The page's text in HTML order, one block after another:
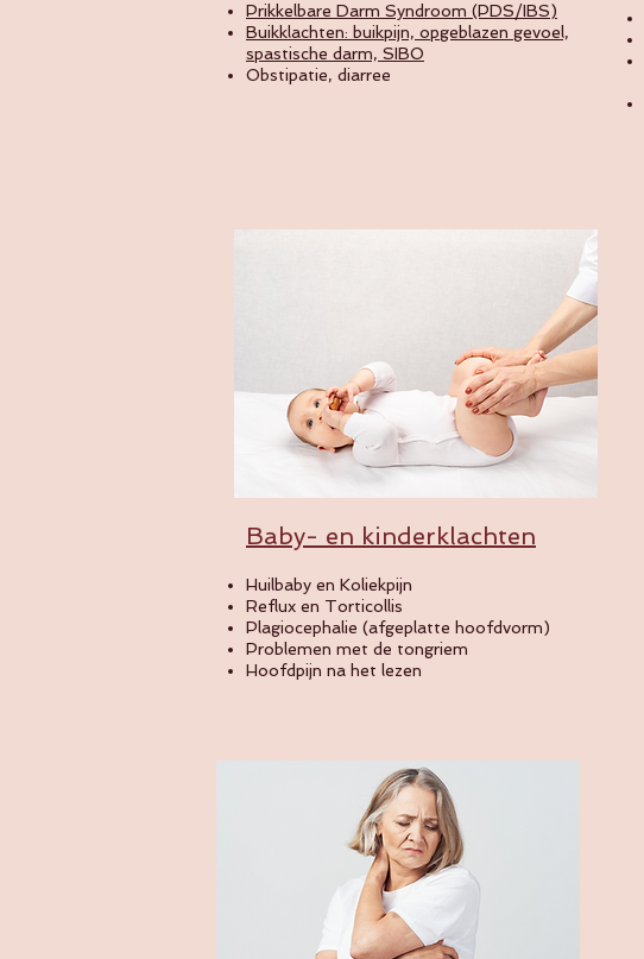
Prikkelbare Darm Syndroom (PDS/IBS)
Buikklachten: buikpijn, opgeblazen gevoel,
spastische darm, SIBO
Obstipatie, diarree
Baby- en kinderklachten
Huilbaby en Koliekpijn
Reflux en Torticollis
Plagiocephalie (afgeplatte hoofdvorm)
Problemen met de tongriem
Hoofdpijn na het lezen